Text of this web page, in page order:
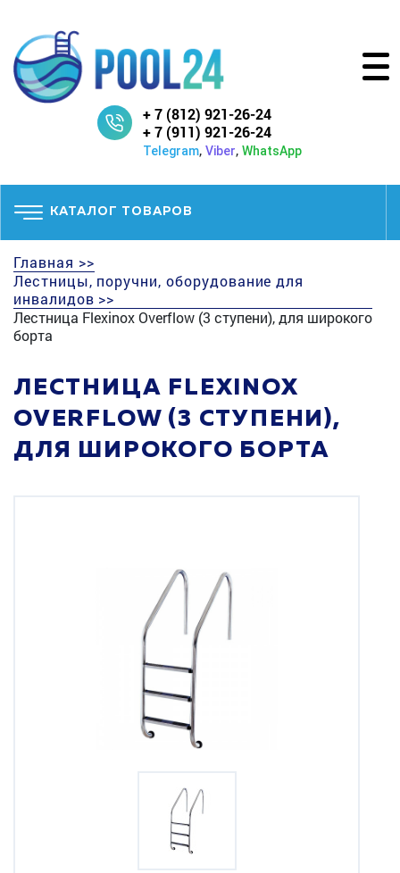
+ 7 (812) 921-26-24
+ 7 (911) 921-26-24
Telegram, Viber, WhatsApp
КАТАЛОГ ТОВАРОВ
Главная >>
Лестницы, поручни, оборудование для
инвалидов >>
Лестница Flexinox Overflow (3 ступени), для широкого
борта
ЛЕСТНИЦА FLEXINOX
OVERFLOW (3 СТУПЕНИ),
ДЛЯ ШИРОКОГО БОРТА